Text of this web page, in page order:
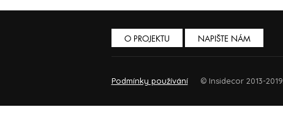
O PROJEKTU NAPIŠTE NÁM
Podmínky používání © Insidecor 2013-2019.